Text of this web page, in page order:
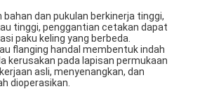
bahan dan pukulan berkinerja tinggi,
tinggi, penggantian cetakan dapat
paku keling yang berbeda.
flanging handal membentuk indah
kerusakan pada lapisan permukaan
asli, menyenangkan, dan
dioperasikan.